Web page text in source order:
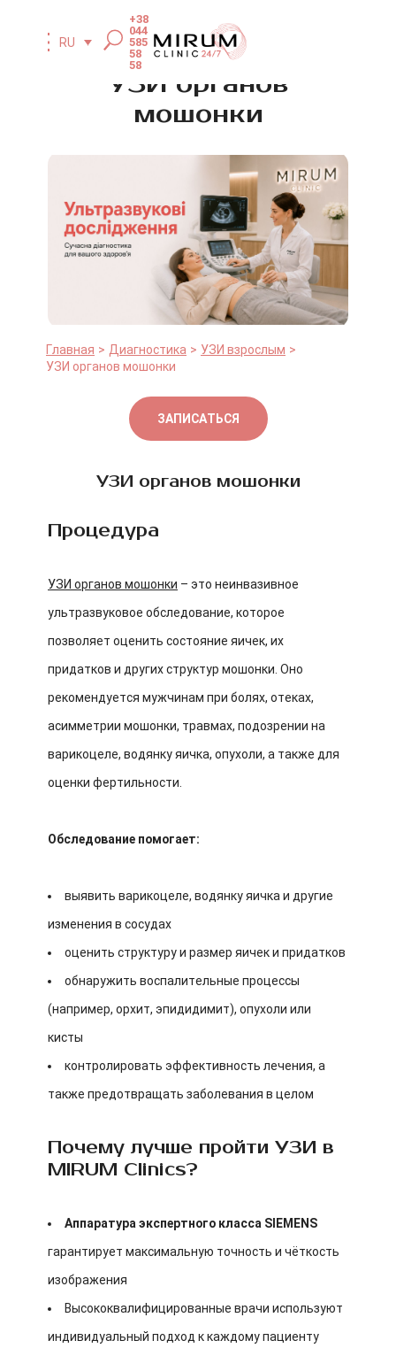
RU
+38
044
585
58
58
УЗИ органов
мошонки
Главная Диагностика
УЗИ взрослым
УЗИ органов мошонки
ЗАПИСАТЬСЯ
УЗИ органов мошонки
Процедура
УЗИ органов мошонки – это неинвазивное
ультразвуковое обследование, которое
позволяет оценить состояние яичек, их
придатков и других структур мошонки. Оно
рекомендуется мужчинам при болях, отеках,
асимметрии мошонки, травмах, подозрении на
варикоцеле, водянку яичка, опухоли, а также для
оценки фертильности.
Обследование помогает:
выявить варикоцеле, водянку яичка и другие
изменения в сосудах
оценить структуру и размер яичек и придатков
обнаружить воспалительные процессы
(например, орхит, эпидидимит), опухоли или
кисты
контролировать эффективность лечения, а
также предотвращать заболевания в целом
Почему лучше пройти УЗИ в
MIRUM Clinics?
Аппаратура экспертного класса SIEMENS
гарантирует максимальную точность и чёткость
изображения
Высококвалифицированные врачи используют
индивидуальный подход к каждому пациенту